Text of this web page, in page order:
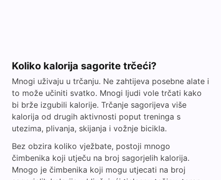
Koliko kalorija sagorite trčeći?
Mnogi uživaju u trčanju. Ne zahtijeva posebne alate i
to može učiniti svatko. Mnogi ljudi vole trčati kako
bi brže izgubili kalorije. Trčanje sagorijeva više
kalorija od drugih aktivnosti poput treninga s
utezima, plivanja, skijanja i vožnje bicikla.
Bez obzira koliko vježbate, postoji mnogo
čimbenika koji utječu na broj sagorjelih kalorija.
Mnogo je čimbenika koji mogu utjecati na broj